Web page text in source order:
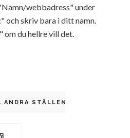
webbadress" under
och skriv bara i ditt namn.
om du hellre vill det.
ANDRA STÄLLEN